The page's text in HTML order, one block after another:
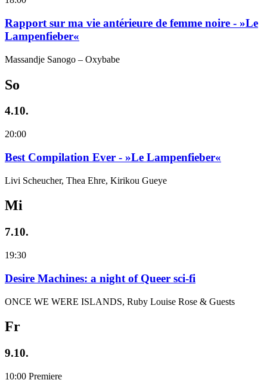
Rapport sur ma vie antérieure de femme noire - »Le
Lampenfieber«
Massandje Sanogo – Oxybabe
So
4.10.
20:00
Best Compilation Ever - »Le Lampenfieber«
Livi Scheucher, Thea Ehre, Kirikou Gueye
Mi
7.10.
19:30
Desire Machines: a night of Queer sci-fi
ONCE WE WERE ISLANDS, Ruby Louise Rose & Guests
Fr
9.10.
10:00 Premiere